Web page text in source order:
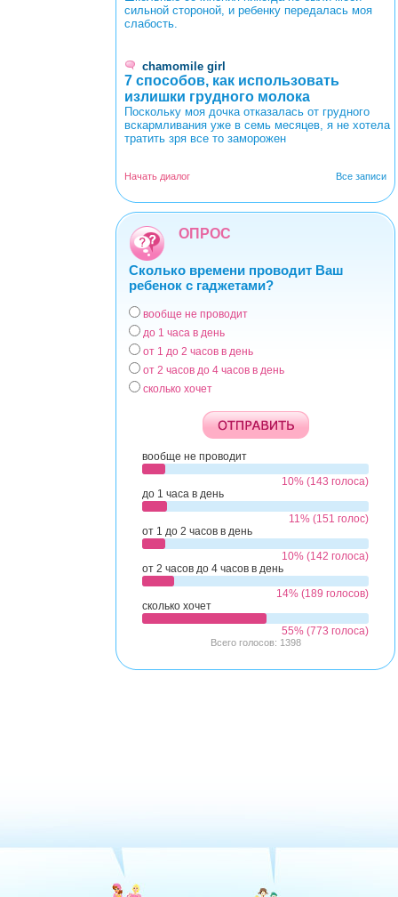
сильной стороной, и ребенку передалась моя
слабость.
chamomile girl
7 способов, как использовать
излишки грудного молока
Поскольку моя дочка отказалась от грудного
вскармливания уже в семь месяцев, я не хотела
тратить зря все то заморожен
Все записи
Начать диалог
ОПРОС
Сколько времени проводит Ваш
ребенок с гаджетами?
Варианты
вообще не проводит
до 1 часа в день
от 1 до 2 часов в день
от 2 часов до 4 часов в день
сколько хочет
вообще не проводит
10% (143 голоса)
до 1 часа в день
11% (151 голос)
от 1 до 2 часов в день
10% (142 голоса)
от 2 часов до 4 часов в день
14% (189 голосов)
сколько хочет
55% (773 голоса)
Всего голосов: 1398